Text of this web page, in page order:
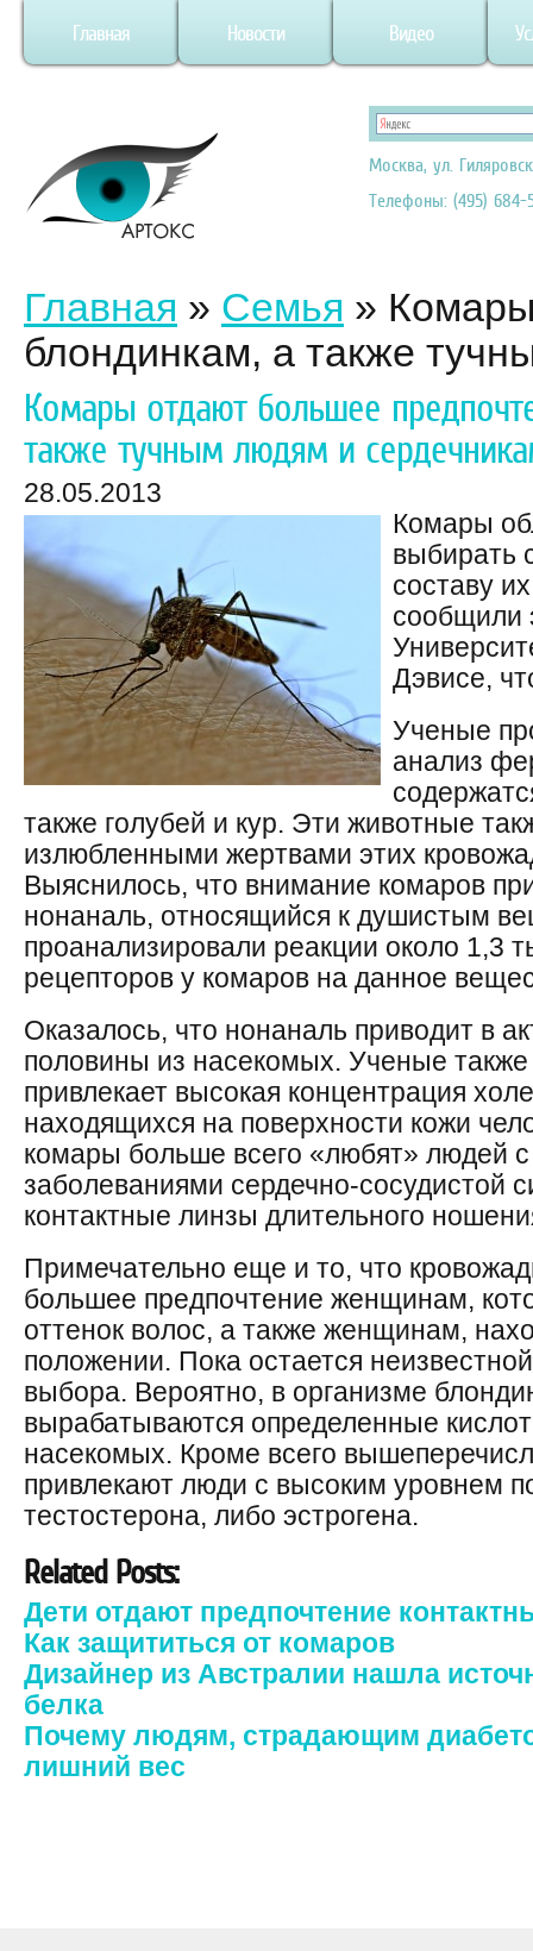
Главная Новости Видео
Москва, ул.
Телефоны: (495) 684-
Главная » Семья »
блондинкам, а также
Комары отдают большее
также тучным людям и
28.05.2013
Комары
выбирать
составу
сообщили
Дэвисе,
Ученые
анализ
также голубей и кур. Эти животные
излюбленными жертвами этих
Выяснилось, что внимание комаров
нонаналь, относящийся к душистым
проанализировали реакции около 1,3
рецепторов у комаров на данное
Оказалось, что нонаналь приводит в
половины из насекомых. Ученые
привлекает высокая концентрация
находящихся на поверхности кожи
комары больше всего «любят» людей
заболеваниями сердечно-сосудистой
контактные линзы длительного
Примечательно еще и то, что
большее предпочтение женщинам,
оттенок волос, а также женщинам,
положении. Пока остается
выбора. Вероятно, в организме
вырабатываются определенные
насекомых. Кроме всего
привлекают люди с высоким уровнем
тестостерона, либо эстрогена.
Related Posts:
Дети отдают предпочтение
Как защититься от комаров
Дизайнер из Австралии нашла
белка
Почему людям, страдающим
лишний вес